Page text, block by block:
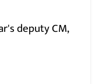
deputy CM,